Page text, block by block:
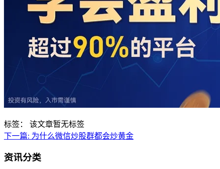
标签：
该文章暂无标签
下一篇: 为什么微信炒股群都会炒黄金
资讯分类